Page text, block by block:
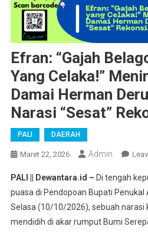
Efran: “Gajah
Yang Celaka!”
Damai Herman
Narasi “Sesat”
PALI DAERAH
Maret 22, 2026 Admin
PALI || Dewantara.id – Di tengah
puasa di Pendopoan Bupati Penukal
Selasa (10/10/2026), sebuah narasi
mendidih di akar rumput Bumi